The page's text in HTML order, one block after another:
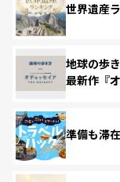
世界遺産
地球の歩
最新作『
準備も滞